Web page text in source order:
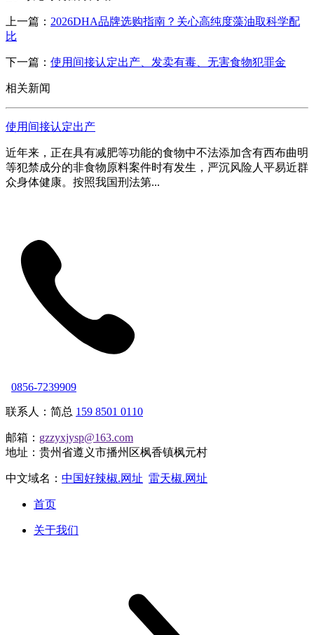
上一篇： 2026DHA品牌选购指南？关心高纯度藻油取科学配
比
下一篇： 使用间接认定出产、发卖有毒、无害食物犯罪金
相关新闻
使用间接认定出产
近年来，正在具有减肥等功能的食物中不法添加含有西布曲明
等犯禁成分的非食物原料案件时有发生，严沉风险人平易近群
众身体健康。按照我国刑法第...
0856-7239909
联系人：简总 159 8501 0110
邮箱： gzzyxjysp@163.com
地址：贵州省遵义市播州区枫香镇枫元村
中文域名： 中国好辣椒.网址 雷天椒.网址
首页
关于我们